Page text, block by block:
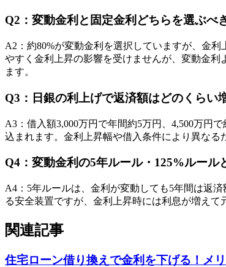
Q2 ： 変動金利と固定金利どちらを選ぶべ
A2 ： 約80%が変動金利を選択していますが、金
やすく金利上昇の影響を受けませんが、変動金
ます。
Q3 ： 日銀の利上げで返済額はどのくらい
A3 ： 借入額3,000万円で年間約5万円、4,500万円
込まれます。金利上昇幅や借入条件により異なる
Q4 ： 変動金利の5年ルール・125%ルール
A4 ： 5年ルールは、金利が変動しても5年間は返
る安全装置ですが、金利上昇時には利息が増え
関連記事
住宅ローン借り換えで金利を下げる！メ